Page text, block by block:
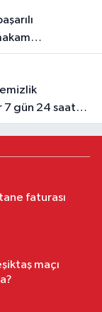
gün 24 saat
faturası
maçı